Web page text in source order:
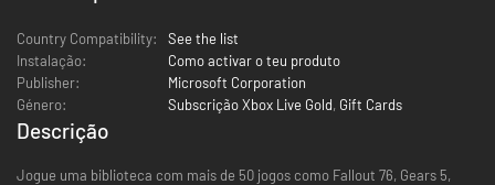
Country Compatibility:
See the list
Instalação:
Como activar o teu produto
Publisher:
Microsoft Corporation
Género:
Subscrição Xbox Live Gold, Gift Cards
Descrição
Jogue uma biblioteca com mais de 50 jogos como Fallout 76, Gears 5,